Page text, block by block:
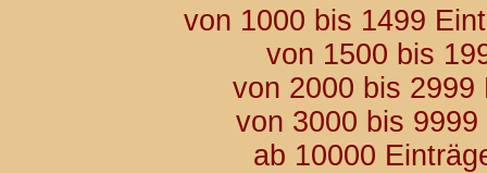
von 1000 bis 1499
von 1500 bis
von 2000 bis
von 3000 bis
ab 10000